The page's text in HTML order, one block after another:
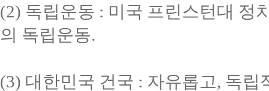
(2) 독립운동 : 미국 프린스턴대 정
의 독립운동.
(3) 대한민국 건국 : 자유롭고, 독